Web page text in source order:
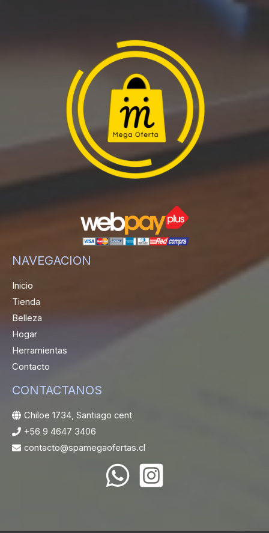
NAVEGACION
Inicio
Tienda
Belleza
Hogar
Herramientas
Contacto
CONTACTANOS
Chiloe 1734, Santiago cent
+56 9 4647 3406
contacto@spamegaofertas.cl